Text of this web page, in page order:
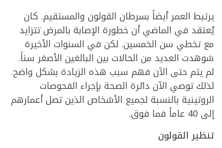
يرتبط العمر أيضاً بسرطان القولون والمستقيم. كان
يُعتقد في الماضي أن خطورة الإصابة بالمرض تتزايد
مع تخطي سن الخمسين. لكن في السنوات الأخيرة
شوهدت العديد من الحالات بين البالغين الأصغر سناً.
لم يتم حتى الآن فهم سبب هذه الزيادة بشكل واضح.
لذلك توصي الآن دائرة الصحة بإجراء الفحوصات
الروتينية بالنسبة لجميع الأشخاص الذين تصل أعمارهم
إلى 40 عاماً فما فوق.
تنظير القولون